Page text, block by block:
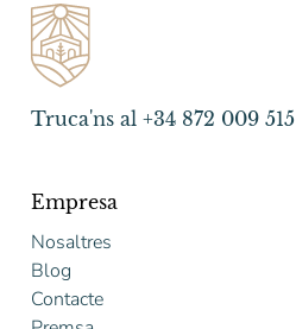
Truca'ns al +34 872 009 515
Empresa
Nosaltres
Blog
Contacte